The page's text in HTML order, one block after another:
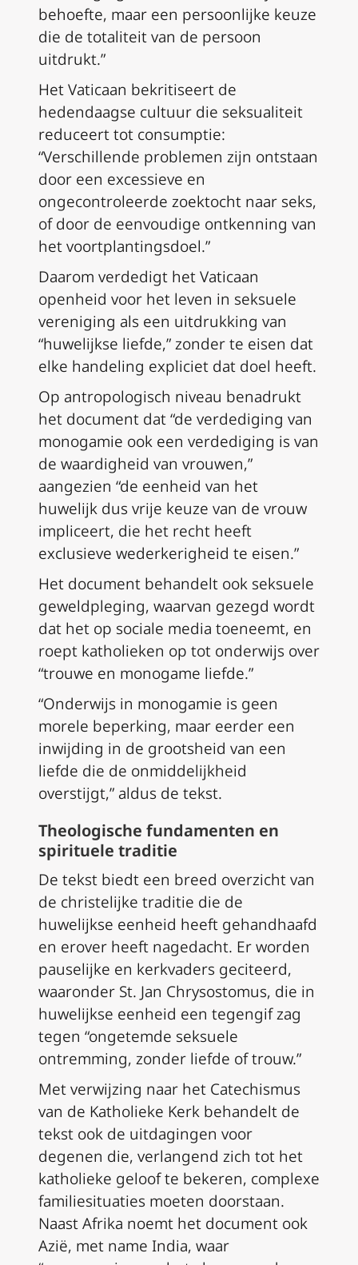
behoefte, maar een persoonlijke keuze
die de totaliteit van de persoon
uitdrukt.”
Het Vaticaan bekritiseert de
hedendaagse cultuur die seksualiteit
reduceert tot consumptie:
“Verschillende problemen zijn ontstaan
door een excessieve en
ongecontroleerde zoektocht naar seks,
of door de eenvoudige ontkenning van
het voortplantingsdoel.”
Daarom verdedigt het Vaticaan
openheid voor het leven in seksuele
vereniging als een uitdrukking van
“huwelijkse liefde,” zonder te eisen dat
elke handeling expliciet dat doel heeft.
Op antropologisch niveau benadrukt
het document dat “de verdediging van
monogamie ook een verdediging is van
de waardigheid van vrouwen,”
aangezien “de eenheid van het
huwelijk dus vrije keuze van de vrouw
impliceert, die het recht heeft
exclusieve wederkerigheid te eisen.”
Het document behandelt ook seksuele
geweldpleging, waarvan gezegd wordt
dat het op sociale media toeneemt, en
roept katholieken op tot onderwijs over
“trouwe en monogame liefde.”
“Onderwijs in monogamie is geen
morele beperking, maar eerder een
inwijding in de grootsheid van een
liefde die de onmiddelijkheid
overstijgt,” aldus de tekst.
Theologische fundamenten en
spirituele traditie
De tekst biedt een breed overzicht van
de christelijke traditie die de
huwelijkse eenheid heeft gehandhaafd
en erover heeft nagedacht. Er worden
pauselijke en kerkvaders geciteerd,
waaronder St. Jan Chrysostomus, die in
huwelijkse eenheid een tegengif zag
tegen “ongetemde seksuele
ontremming, zonder liefde of trouw.”
Met verwijzing naar het Catechismus
van de Katholieke Kerk behandelt de
tekst ook de uitdagingen voor
degenen die, verlangend zich tot het
katholieke geloof te bekeren, complexe
familiesituaties moeten doorstaan.
Naast Afrika noemt het document ook
Azië, met name India, waar